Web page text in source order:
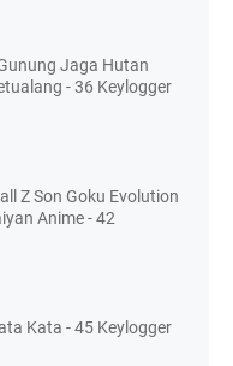
Jaga Hutan
- 36 Keylogger
Z Son Goku Evolution
Anime - 42
Kata - 45 Keylogger